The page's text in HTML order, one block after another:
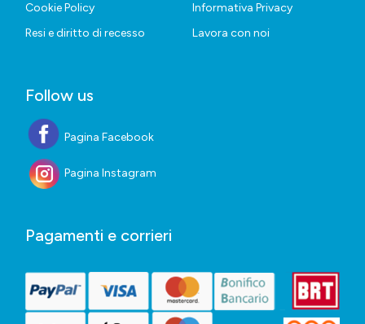
Cookie Policy
Informativa Privacy
Resi e diritto di recesso
Lavora con noi
Follow us
Pagina Facebook
Pagina Instagram
Pagamenti e corrieri